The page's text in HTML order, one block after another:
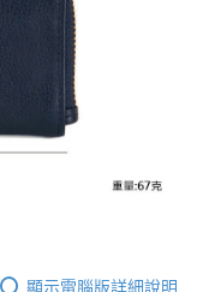
顯示電腦版詳細說明